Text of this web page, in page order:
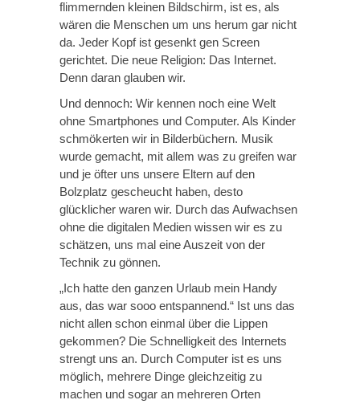
flimmernden kleinen Bildschirm, ist es, als
wären die Menschen um uns herum gar nicht
da. Jeder Kopf ist gesenkt gen Screen
gerichtet. Die neue Religion: Das Internet.
Denn daran glauben wir.
Und dennoch: Wir kennen noch eine Welt
ohne Smartphones und Computer. Als Kinder
schmökerten wir in Bilderbüchern. Musik
wurde gemacht, mit allem was zu greifen war
und je öfter uns unsere Eltern auf den
Bolzplatz gescheucht haben, desto
glücklicher waren wir. Durch das Aufwachsen
ohne die digitalen Medien wissen wir es zu
schätzen, uns mal eine Auszeit von der
Technik zu gönnen.
„Ich hatte den ganzen Urlaub mein Handy
aus, das war sooo entspannend.“ Ist uns das
nicht allen schon einmal über die Lippen
gekommen? Die Schnelligkeit des Internets
strengt uns an. Durch Computer ist es uns
möglich, mehrere Dinge gleichzeitig zu
machen und sogar an mehreren Orten